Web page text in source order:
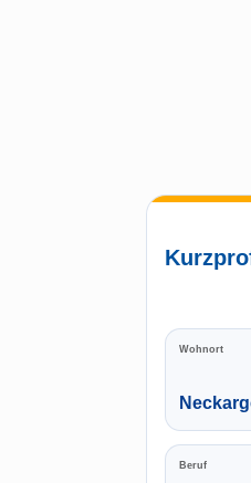
Wohnort
Beruf